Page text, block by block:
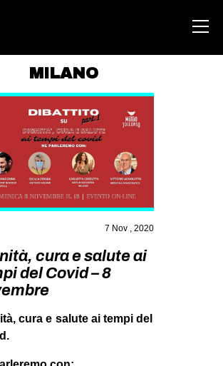
ABOUT
AREA
DEGENERAZIONE
GAZA FREESTYLE
CSOA LAMBRETTA
MSM
STUDENTI TSUNAMI
MILANO
7 Nov , 2020
cura e salute ai
del Covid – 8
cura e salute ai tempi del